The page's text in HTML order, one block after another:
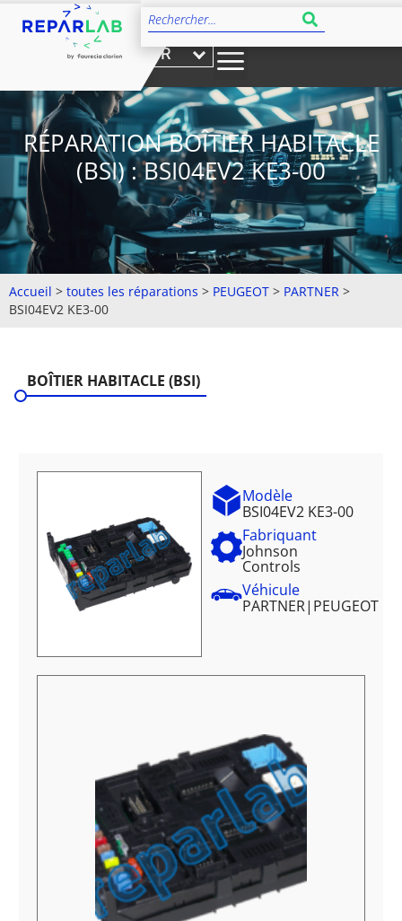
FR
RÉPARATION BOÎTIER HABITACLE
(BSI) : BSI04EV2 KE3-00
Accueil > toutes les réparations > PEUGEOT > PARTNER >
BSI04EV2 KE3-00
BOÎTIER HABITACLE (BSI)
Modèle
BSI04EV2 KE3-00
Fabriquant
Johnson
Controls
Véhicule
PARTNER| PEUGEOT